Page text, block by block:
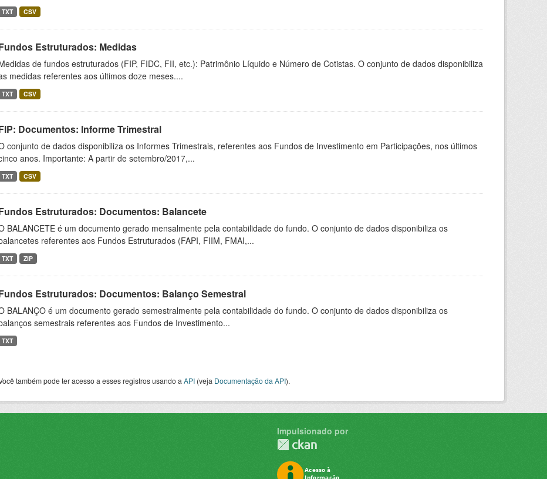
TXT CSV
Estruturados: Medidas
de fundos estruturados (FIP, FIDC, FII, etc.): Patrimônio Líquido e Número de Cotistas. O conjunto de dados disponibiliza
medidas referentes aos últimos doze meses....
TXT CSV
Documentos: Informe Trimestral
conjunto de dados disponibiliza os Informes Trimestrais, referentes aos Fundos de Investimento em Participações, nos últimos
anos. Importante: A partir de setembro/2017,...
TXT CSV
Estruturados: Documentos: Balancete
BALANCETE é um documento gerado mensalmente pela contabilidade do fundo. O conjunto de dados disponibiliza os
referentes aos Fundos Estruturados (FAPI, FIIM, FMAI,...
TXT ZIP
Estruturados: Documentos: Balanço Semestral
BALANÇO é um documento gerado semestralmente pela contabilidade do fundo. O conjunto de dados disponibiliza os
semestrais referentes aos Fundos de Investimento...
TXT
também pode ter acesso a esses registros usando a API(veja Documentação da API).
Impulsionado por